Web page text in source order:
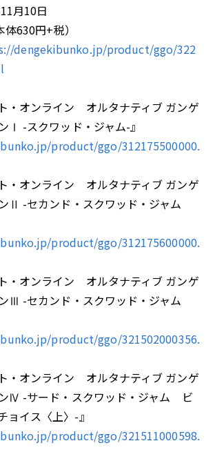
月10日
630円+税）
dengekibunko.jp/product/ggo/322
・オンライン オルタナティブ ガンゲ
Ⅰ -スクワッド・ジャム-』
product/ggo/312175500000.
・オンライン オルタナティブ ガンゲ
Ⅱ -セカンド・スクワッド・ジャム
product/ggo/312175600000.
・オンライン オルタナティブ ガンゲ
Ⅲ -セカンド・スクワッド・ジャム
product/ggo/321502000356.
・オンライン オルタナティブ ガンゲ
Ⅳ -サード・スクワッド・ジャム ビ
ョイス〈上〉-』
product/ggo/321511000598.